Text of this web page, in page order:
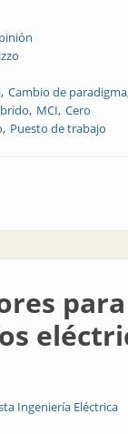
Cambio de paradigma
MCI Cero
Puesto de trabajo
movilidad eléctrica y
para
Ingeniería Eléctrica